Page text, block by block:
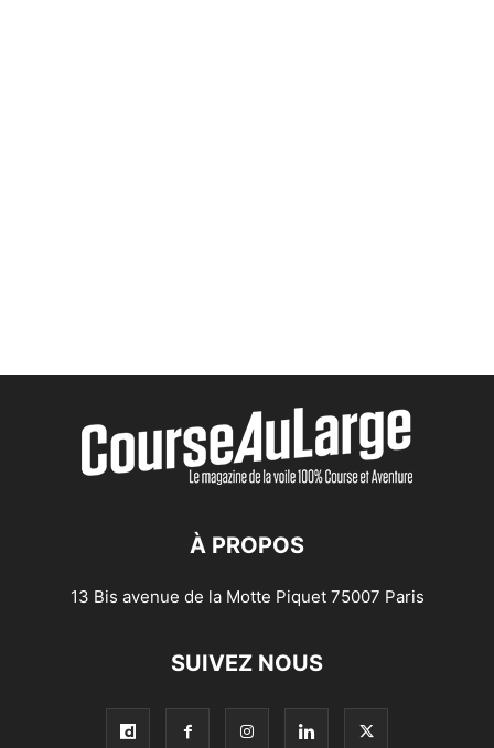
À PROPOS
13 Bis avenue de la Motte Piquet 75007 Paris
SUIVEZ NOUS